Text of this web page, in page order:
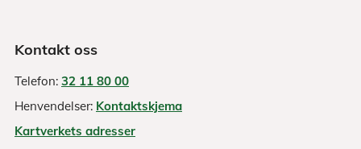
Kontakt oss
Telefon: 32 11 80 00
Henvendelser: Kontaktskjema
Kartverkets adresser